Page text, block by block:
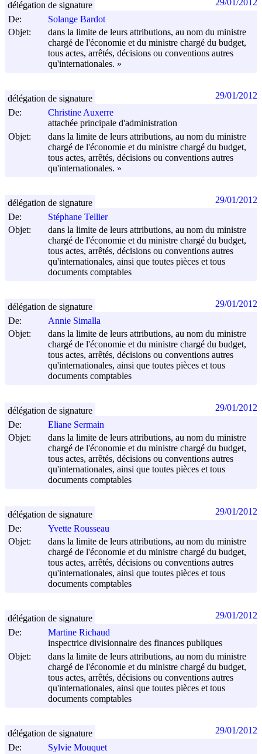
De:
Solange Bardot
Objet:
dans la limite de leurs attributions, au nom du ministre
chargé de l'économie et du ministre chargé du budget,
tous actes, arrêtés, décisions ou conventions autres
qu'internationales. »
délégation de signature 29/01/2012
De:
Christine Auxerre
attachée principale d'administration
Objet:
dans la limite de leurs attributions, au nom du ministre
chargé de l'économie et du ministre chargé du budget,
tous actes, arrêtés, décisions ou conventions autres
qu'internationales. »
délégation de signature 29/01/2012
De:
Stéphane Tellier
Objet:
dans la limite de leurs attributions, au nom du ministre
chargé de l'économie et du ministre chargé du budget,
tous actes, arrêtés, décisions ou conventions autres
qu'internationales, ainsi que toutes pièces et tous
documents comptables
délégation de signature 29/01/2012
De:
Annie Simalla
Objet:
dans la limite de leurs attributions, au nom du ministre
chargé de l'économie et du ministre chargé du budget,
tous actes, arrêtés, décisions ou conventions autres
qu'internationales, ainsi que toutes pièces et tous
documents comptables
délégation de signature 29/01/2012
De:
Eliane Sermain
Objet:
dans la limite de leurs attributions, au nom du ministre
chargé de l'économie et du ministre chargé du budget,
tous actes, arrêtés, décisions ou conventions autres
qu'internationales, ainsi que toutes pièces et tous
documents comptables
délégation de signature 29/01/2012
De:
Yvette Rousseau
Objet:
dans la limite de leurs attributions, au nom du ministre
chargé de l'économie et du ministre chargé du budget,
tous actes, arrêtés, décisions ou conventions autres
qu'internationales, ainsi que toutes pièces et tous
documents comptables
délégation de signature 29/01/2012
De:
Martine Richaud
inspectrice divisionnaire des finances publiques
Objet:
dans la limite de leurs attributions, au nom du ministre
chargé de l'économie et du ministre chargé du budget,
tous actes, arrêtés, décisions ou conventions autres
qu'internationales, ainsi que toutes pièces et tous
documents comptables
délégation de signature 29/01/2012
De:
Sylvie Mouquet
délégation de signature 29/01/2012